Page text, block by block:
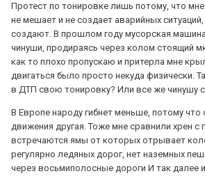
Протест по тонировке лишь потому, что
не мешает и не создает аварийных
создают. В прошлом году мусорская
чинуши, продираясь через колом стоящий
как то плохо пропускаю и притерла мне
двигаться было просто некуда физически.
в ДТП свою тонировку? Или все же чинушу
В Европе народу гибнет меньше, потому что
движения другая. Тоже мне сравнили хрен с
встречаются ямы от которых отрывает
регулярно ледяных дорог, нет наземных
через восьмиполосные дороги И так далее